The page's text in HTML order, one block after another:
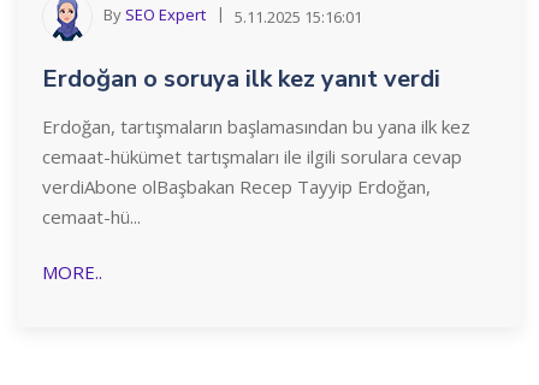
By SEO Expert 5.11.2025 15:16:01
Erdoğan o soruya ilk kez yanıt verdi
Erdoğan, tartışmaların başlamasından bu yana ilk kez
cemaat-hükümet tartışmaları ile ilgili sorulara cevap
verdiAbone olBaşbakan Recep Tayyip Erdoğan,
cemaat-hü...
MORE..